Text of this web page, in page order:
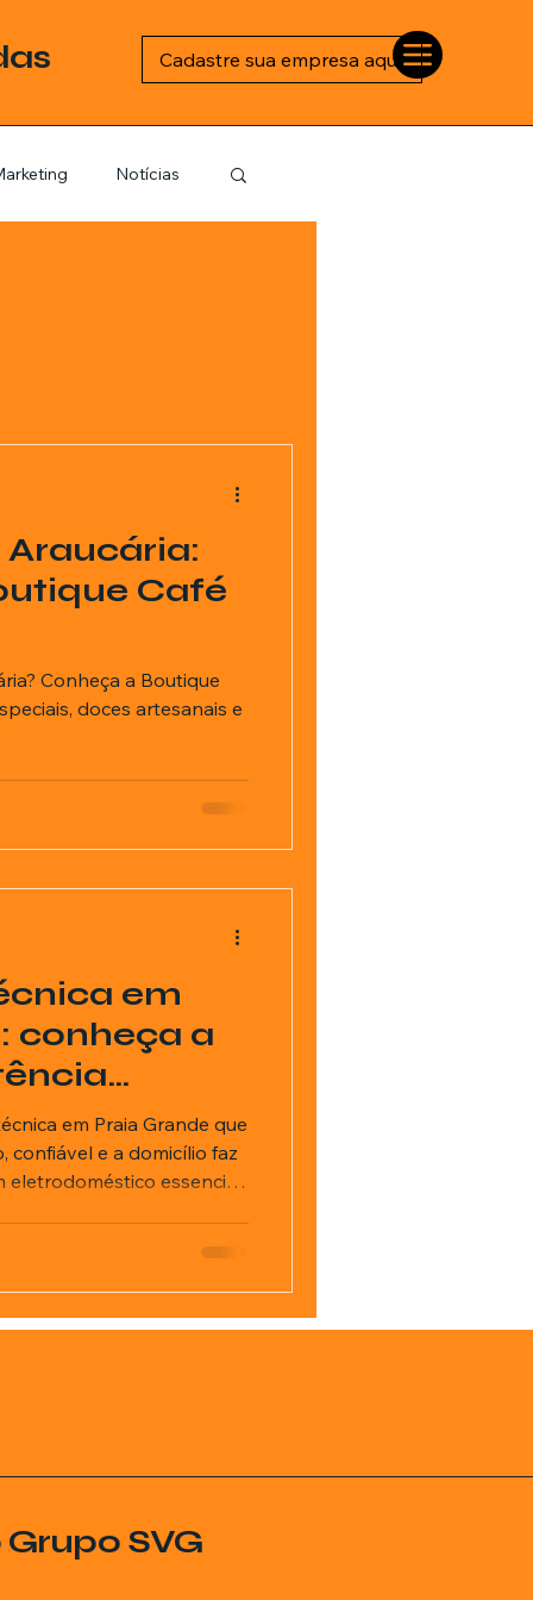
Cadastre sua empresa aqui
Notícias
Café
Conheça a Boutique
doces artesanais e
em
conheça a
em Praia Grande que
confiável e a domicílio faz
essencial
e qualquer falha
famílias, comércios,
e estabelecimentos
SVG